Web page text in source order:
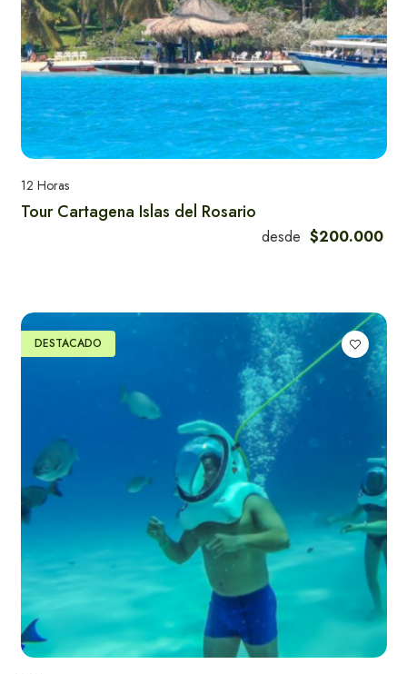
Actividades y tours
en Santa Marta
Apartamentos en
Santa Marta
Hoteles en Santa
Marta
12 Horas
Tour Cartagena Islas del Rosario
desde $200.000
DESTACADO